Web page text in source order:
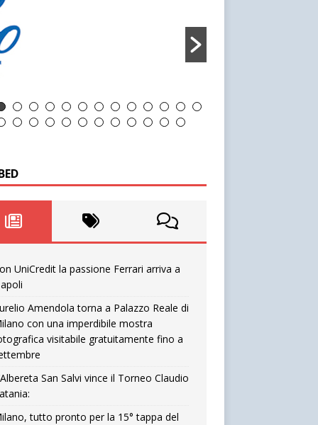
UniCredit la passione Ferrari arriva a
Amendola torna a Palazzo Reale di
con una imperdibile mostra
visitabile gratuitamente fino a
San Salvi vince il Torneo Claudio
tutto pronto per la 15° tappa del